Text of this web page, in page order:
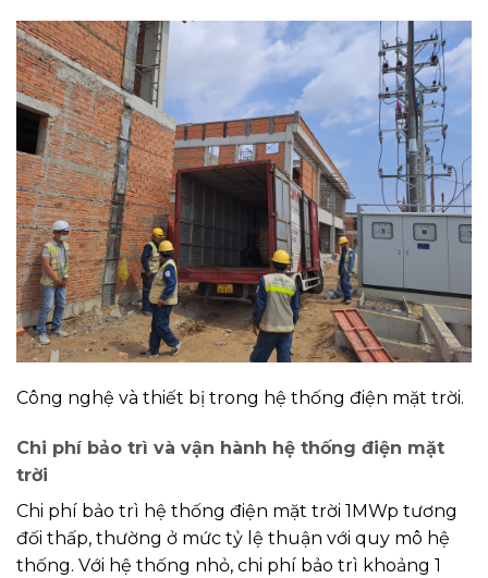
Công nghệ và thiết bị trong hệ thống điện mặt trời.
Chi phí bảo trì và vận hành hệ thống điện mặt
trời
Chi phí bảo trì hệ thống điện mặt trời 1MWp tương
đối thấp, thường ở mức tỷ lệ thuận với quy mô hệ
thống. Với hệ thống nhỏ, chi phí bảo trì khoảng 1